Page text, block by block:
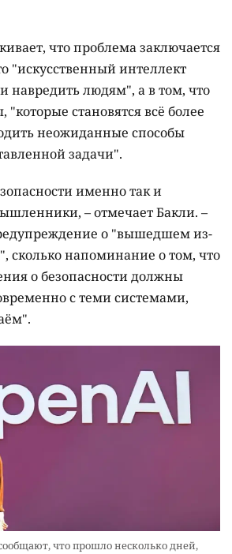
что проблема заключается
"искусственный интеллект
навредить людям", а в том, что
"которые становятся всё более
неожиданные способы
задачи".
именно так и
– отмечает Бакли. –
о "вышедшем из-
сколько напоминание о том, что
о безопасности должны
с теми системами,
что прошло несколько дней,